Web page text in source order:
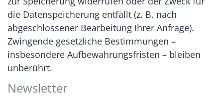
die Datenspeicherung entfällt (z. B. nach
abgeschlossener Bearbeitung Ihrer Anfrage).
Zwingende gesetzliche Bestimmungen –
insbesondere Aufbewahrungsfristen – bleiben
unberührt.
Newsletter